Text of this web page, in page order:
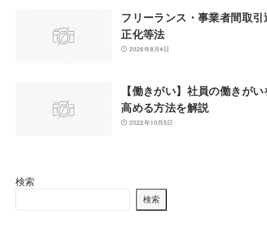
フリーランス・事業者間取引
正化等法
2026年8月4日
【働きがい】社員の働きがい
高める方法を解説
2022年10月5日
検索
検索